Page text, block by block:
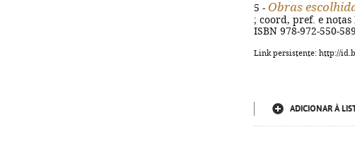
5 - Obras
; coord, pref. e notas
ISBN 978-972-550-
Link persistente: http://
ADICIONAR À